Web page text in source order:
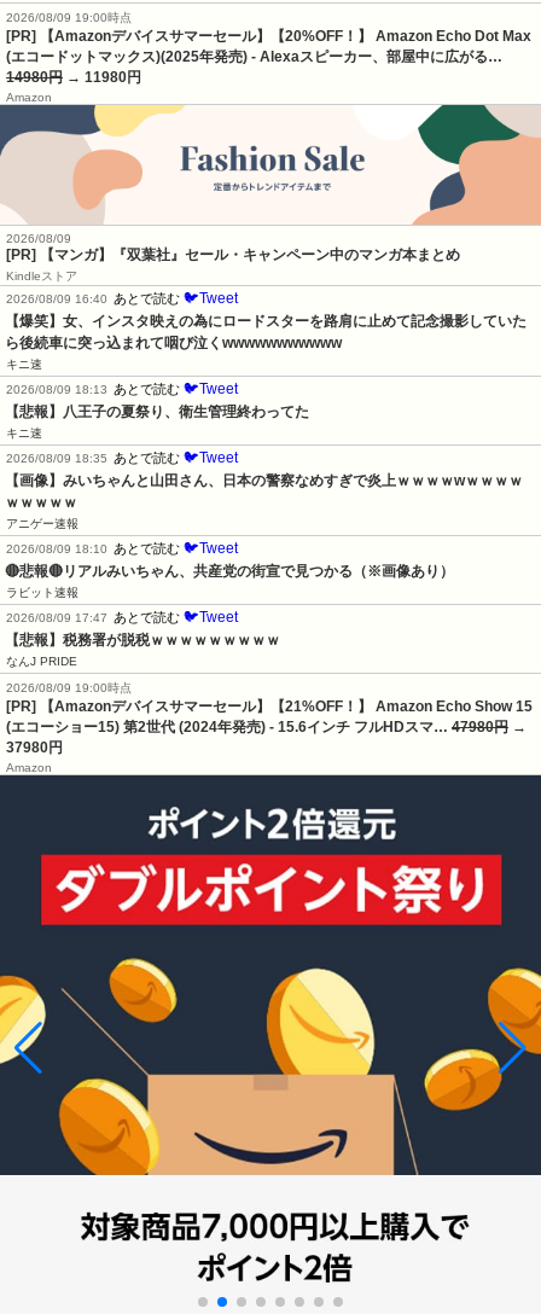
2026/08/09 19:00時点
[PR] 【Amazonデバイスサマーセール】【20%OFF！】 Amazon Echo Dot Max
(エコードットマックス)(2025年発売) - Alexaスピーカー、部屋中に広がる…
14980円 → 11980円
Amazon
2026/08/09
[PR] 【マンガ】『双葉社』セール・キャンペーン中のマンガ本まとめ
Kindleストア
2026/08/09 16:40
あとで読む 🐦Tweet
【爆笑】女、インスタ映えの為にロードスターを路肩に止めて記念撮影していた
ら後続車に突っ込まれて咽び泣くwwwwwwwwwww
キニ速
2026/08/09 18:13
あとで読む 🐦Tweet
【悲報】八王子の夏祭り、衛生管理終わってた
キニ速
2026/08/09 18:35
あとで読む 🐦Tweet
【画像】みいちゃんと山田さん、日本の警察なめすぎで炎上ｗｗｗｗwｗｗｗｗ
ｗｗｗｗｗ
アニゲー速報
2026/08/09 18:10
あとで読む 🐦Tweet
🔴悲報🔴リアルみいちゃん、共産党の街宣で見つかる（※画像あり）
ラビット速報
2026/08/09 17:47
あとで読む 🐦Tweet
【悲報】税務署が脱税ｗｗｗｗｗｗｗｗｗ
なんJ PRIDE
2026/08/09 19:00時点
[PR] 【Amazonデバイスサマーセール】【21%OFF！】 Amazon Echo Show 15
(エコーショー15) 第2世代 (2024年発売) - 15.6インチ フルHDスマ… 47980円 →
37980円
Amazon